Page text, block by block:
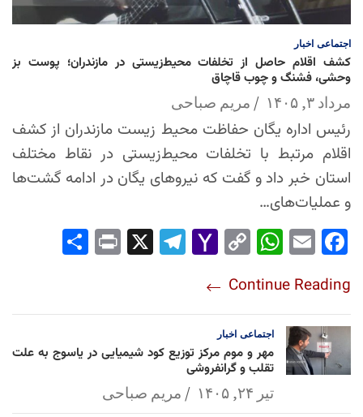
اجتماعی اخبار
کشف اقلام حاصل از تخلفات محیط‌زیستی در مازندران؛ پوست بز
وحشی، فشنگ و چوب قاچاق
مرداد ۳, ۱۴۰۵ مریم صباحی
رئیس اداره یگان حفاظت محیط زیست مازندران از کشف
اقلام مرتبط با تخلفات محیط‌زیستی در نقاط مختلف
استان خبر داد و گفت که نیروهای یگان در ادامه گشت‌ها
و عملیات‌های…
Fac
ok
Em
Wh
Ap
p
Co
Lin
k
Yah
l
Tel
Pri
Continue Reading
اجتماعی اخبار
مهر و موم مرکز توزیع کود شیمیایی در یاسوج به علت
تقلب و گرانفروشی
تیر ۲۴, ۱۴۰۵ مریم صباحی